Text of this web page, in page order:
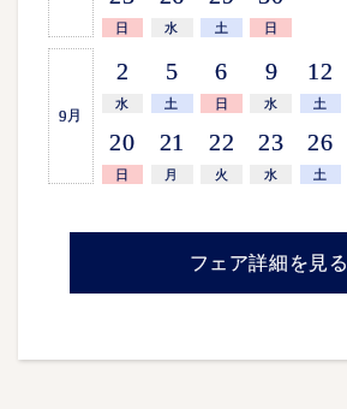
日 水 土 日
9 月
2
水
5
土
6
日
9
水
12
土
20
日
21
月
22
火
23
水
26
土
フェア詳細を見る